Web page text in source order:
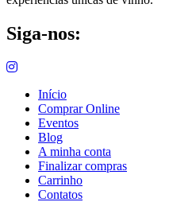
Siga-nos:
Início
Comprar Online
Eventos
Blog
A minha conta
Finalizar compras
Carrinho
Contatos